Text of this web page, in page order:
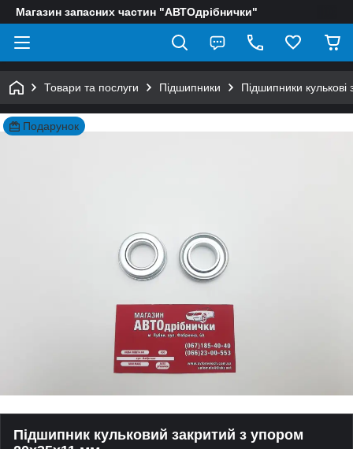
Магазин запасних частин "АВТОдрібнички"
Товари та послуги Підшипники Підшипники кулькові
Подарунок
Підшипник кульковий закритий з упором